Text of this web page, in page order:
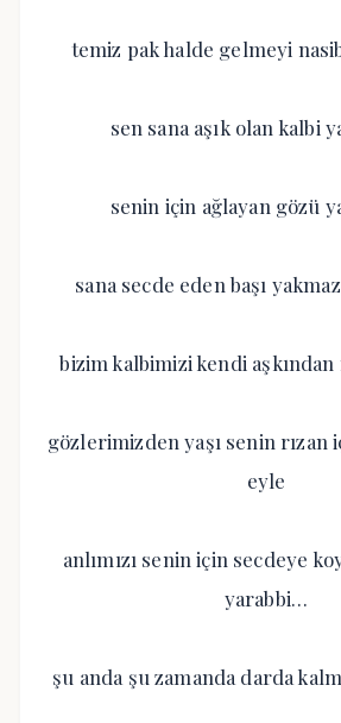
temiz pak halde gelmeyi
sen sana aşık olan kalbi
senin için ağlayan gözü
sana secde eden başı
bizim kalbimizi kendi
gözlerimizden yaşı senin rızan
eyle
anlımızı senin için secdeye
yarabbi…
şu anda şu zamanda darda